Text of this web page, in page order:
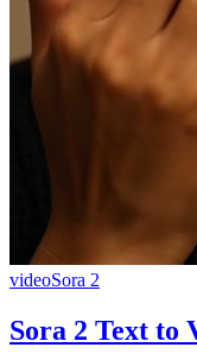
videoSora 2
Sora 2 Text to